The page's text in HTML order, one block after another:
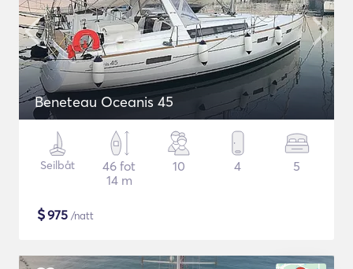
Beneteau Oceanis 45
Seilbåt
46 fot
14 m
10 4 5
$975 /natt